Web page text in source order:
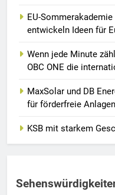
EU-
entwickeln Ideen für
Wenn jede Minute
OBC ONE die
MaxSolar und DB
für förderfreie
KSB mit starkem